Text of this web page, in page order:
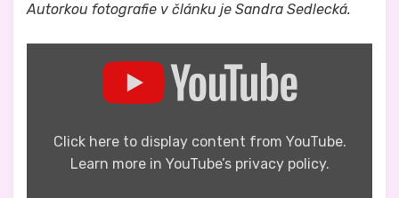
Autorkou fotografie v článku je Sandra Sedlecká.
Trailer"
YouTube
Click here to display content from YouTube.
Learn more in YouTube’s privacy policy.